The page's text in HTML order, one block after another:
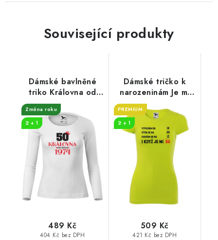
Související produkty
Dámské bavlněné
triko Královna od
roku
Změna roku
2 + 1
404 Kč bez DPH
489 Kč
Dámské tričko k
narozeninám Je mi
PREMIUM
2 + 1
421 Kč bez DPH
509 Kč